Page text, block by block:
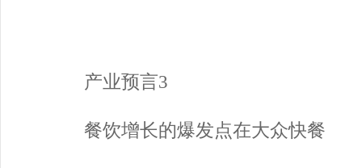
产业预言3
餐饮增长的爆发点在大众快餐